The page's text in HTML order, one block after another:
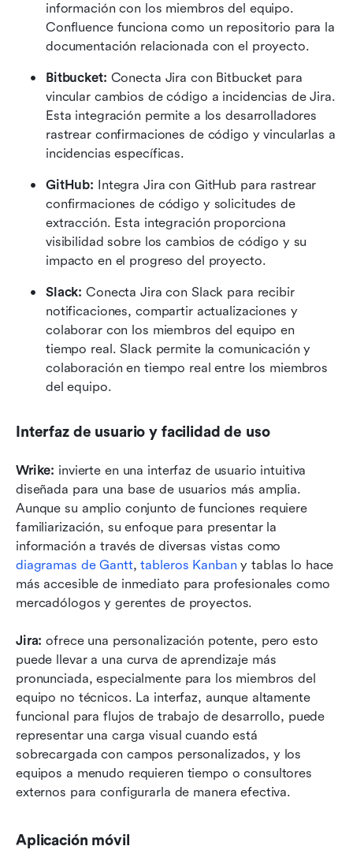
información con los miembros del equipo.
Confluence funciona como un repositorio para la
documentación relacionada con el proyecto.
Bitbucket: Conecta Jira con Bitbucket para
vincular cambios de código a incidencias de Jira.
Esta integración permite a los desarrolladores
rastrear confirmaciones de código y vincularlas a
incidencias específicas.
GitHub: Integra Jira con GitHub para rastrear
confirmaciones de código y solicitudes de
extracción. Esta integración proporciona
visibilidad sobre los cambios de código y su
impacto en el progreso del proyecto.
Slack: Conecta Jira con Slack para recibir
notificaciones, compartir actualizaciones y
colaborar con los miembros del equipo en
tiempo real. Slack permite la comunicación y
colaboración en tiempo real entre los miembros
del equipo.
Interfaz de usuario y facilidad de uso
Wrike: invierte en una interfaz de usuario intuitiva
diseñada para una base de usuarios más amplia.
Aunque su amplio conjunto de funciones requiere
familiarización, su enfoque para presentar la
diagramas de Gantt, tableros Kanban y tablas lo hace
más accesible de inmediato para profesionales como
mercadólogos y gerentes de proyectos.
Jira: ofrece una personalización potente, pero esto
puede llevar a una curva de aprendizaje más
pronunciada, especialmente para los miembros del
equipo no técnicos. La interfaz, aunque altamente
funcional para flujos de trabajo de desarrollo, puede
representar una carga visual cuando está
sobrecargada con campos personalizados, y los
equipos a menudo requieren tiempo o consultores
externos para configurarla de manera efectiva.
Aplicación móvil